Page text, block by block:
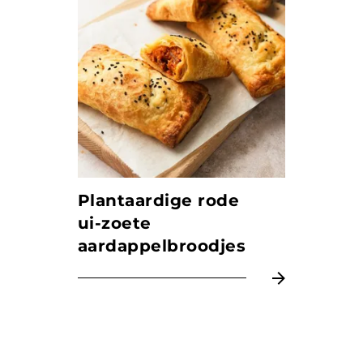
Plantaardige rode
ui-zoete
aardappel­broodjes